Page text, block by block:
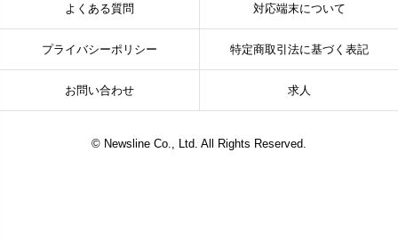
よくある質問 対応端末について
プライバシーポリシー 特定商取引法に基づく表記
お問い合わせ 求人
© Newsline Co., Ltd. All Rights Reserved.